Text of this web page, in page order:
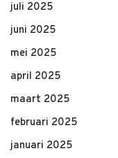
juli 2025
juni 2025
mei 2025
april 2025
maart 2025
februari 2025
januari 2025